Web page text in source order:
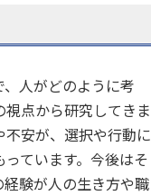
人がどのように考
点から研究してきま
安が、選択や行動に
ています。今後はそ
験が人の生き方や職